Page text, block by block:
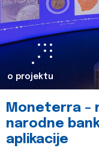
o projektu
Moneterra –
narodne
aplikacije